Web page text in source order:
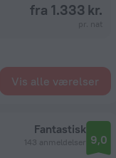
fra 1.333 kr.
Vis alle værelser
Fantastisk
143 anmeldelser 9,0